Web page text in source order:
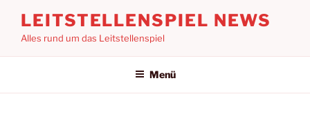
Inhalt
springen
LEITSTELLENSPIEL NEWS
Alles rund um das Leitstellenspiel
Menü